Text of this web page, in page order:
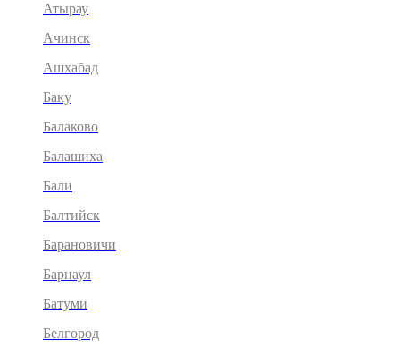
Атырау
Ачинск
Ашхабад
Баку
Балаково
Балашиха
Бали
Балтийск
Барановичи
Барнаул
Батуми
Белгород